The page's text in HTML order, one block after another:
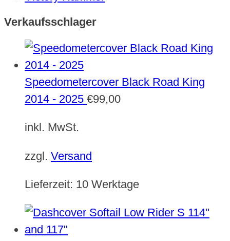
Verkaufsschlager
Speedometercover Black Road King
2014 - 2025 €99,00
inkl. MwSt.
zzgl. Versand
Lieferzeit: 10 Werktage